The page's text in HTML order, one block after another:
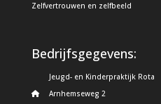
Zelfvertrouwen en zelfbeeld
Bedrijfsgegevens:
Jeugd- en Kinderpraktijk Rota
Arnhemseweg 2